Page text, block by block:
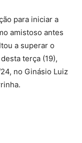
para iniciar a
amistoso antes
a superar o
terça (19),
no Ginásio Luiz